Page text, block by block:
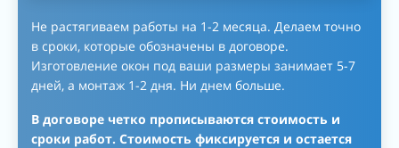
Не растягиваем работы на 1-2 месяца. Делаем точно
в сроки, которые обозначены в договоре.
Изготовление окон под ваши размеры занимает 5-7
дней, а монтаж 1-2 дня. Ни днем больше.
В договоре четко прописываются стоимость и
сроки работ. Стоимость фиксируется и остается